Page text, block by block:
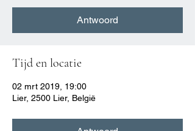
Antwoord
Tijd en locatie
02 mrt 2019, 19:00
Lier, 2500 Lier, België